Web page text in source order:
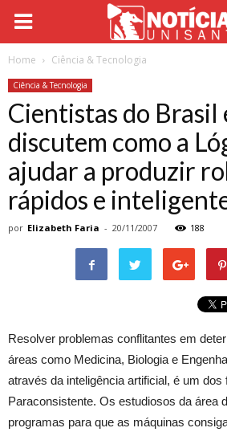
Home Ciência & Tecnologia
Ciência & Tecnologia
Cientistas do
discutem como a
ajudar a produzir
rápidos e
por Elizabeth Faria - 20/11/2007 188
Resolver problemas conflitantes em
áreas como Medicina, Biologia e
através da inteligência artificial, é um dos
Paraconsistente. Os estudiosos da área
programas para que as máquinas